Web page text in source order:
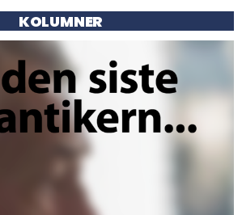
KOLUMNER